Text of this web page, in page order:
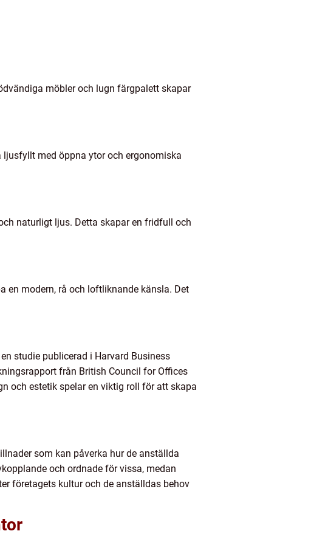
möbler och lugn färgpalett skapar
med öppna ytor och ergonomiska
naturligt ljus. Detta skapar en fridfull och
en modern, rå och loftliknande känsla. Det
studie publicerad i Harvard Business
från British Council for Offices
och estetik spelar en viktig roll för att skapa
som kan påverka hur de anställda
och ordnade för vissa, medan
företagets kultur och de anställdas behov